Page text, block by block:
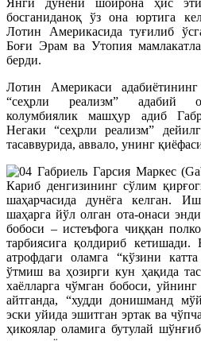
босганиданоқ ўз она юртига
Лотин Америкасида туғилиб
Боғи Эрам ва Утопия
берди.
Лотин Америкаси
“сеҳрли реализм” адабий
колумбиялик машҳур адиб
Негаки “сеҳрли реализм”
тасаввурида, аввало, унинг
Габриель Гарсия Маркес
Кариб денгизининг сўлим
шаҳарчасида дунёга келган.
шаҳарга йўл олган ота-онаси
бобоси – истеъфога чиққан
тарбиясига қолдириб кетишади.
атрофдаги оламга “кўзини
ўтмиш ва ҳозирги кун ҳақида
хаёлларга чўмган бобоси,
айтганда, “худди донишманд
эски уйида эшитган эртак ва
ҳикоялар оламига бутулай